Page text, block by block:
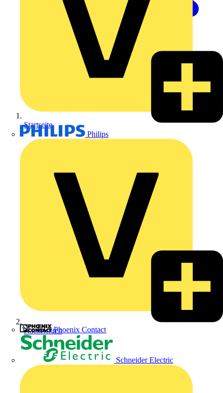
Philips
Phoenix Contact
Schneider Electric
Startseite
Nachrichten